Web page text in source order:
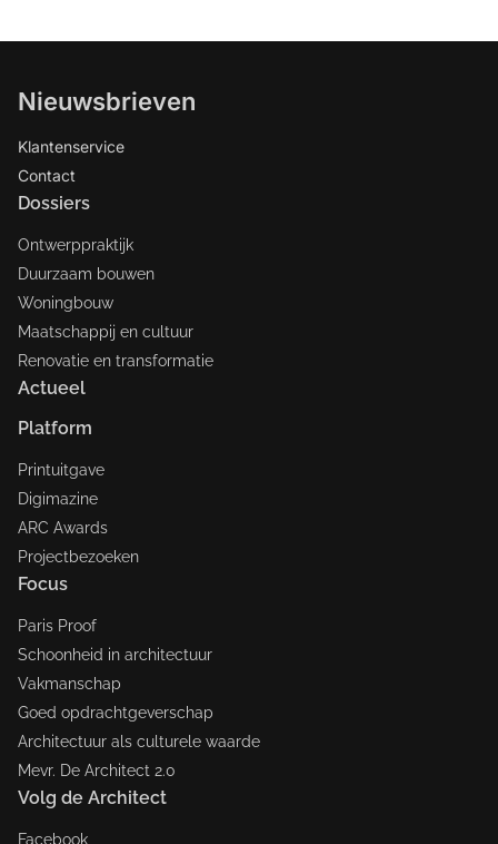
Nieuwsbrieven
Klantenservice
Contact
Dossiers
Ontwerppraktijk
Duurzaam bouwen
Woningbouw
Maatschappij en cultuur
Renovatie en transformatie
Actueel
Platform
Printuitgave
Digimazine
ARC Awards
Projectbezoeken
Focus
Paris Proof
Schoonheid in architectuur
Vakmanschap
Goed opdrachtgeverschap
Architectuur als culturele waarde
Mevr. De Architect 2.0
Volg de Architect
Facebook